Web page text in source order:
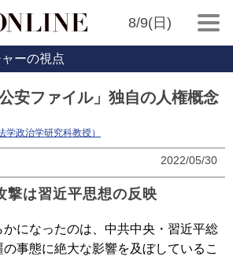
8/9(日)
ーの視点
安ファイル」独自の人権概念
学政治学研究科教授）
2022/05/30
撃は習近平思想の反映
になったのは、中共中央・習近平総
事態に絶大な影響を及ぼしているこ